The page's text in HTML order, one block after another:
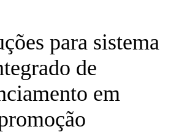
para sistema
de
em